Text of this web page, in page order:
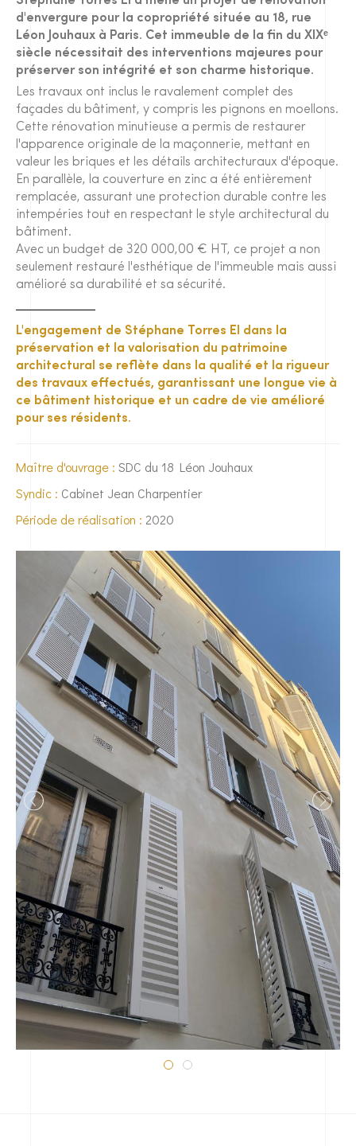
d'envergure pour la copropriété située au 18, rue
Léon Jouhaux à Paris. Cet immeuble de la fin du XIXᵉ
siècle nécessitait des interventions majeures pour
préserver son intégrité et son charme historique.
Les travaux ont inclus le ravalement complet des
façades du bâtiment, y compris les pignons en moellons.
Cette rénovation minutieuse a permis de restaurer
l'apparence originale de la maçonnerie, mettant en
valeur les briques et les détails architecturaux d'époque.
En parallèle, la couverture en zinc a été entièrement
remplacée, assurant une protection durable contre les
intempéries tout en respectant le style architectural du
bâtiment.
Avec un budget de 320 000,00 € HT, ce projet a non
seulement restauré l'esthétique de l'immeuble mais aussi
amélioré sa durabilité et sa sécurité.
L'engagement de Stéphane Torres EI dans la
préservation et la valorisation du patrimoine
architectural se reflète dans la qualité et la rigueur
des travaux effectués, garantissant une longue vie à
ce bâtiment historique et un cadre de vie amélioré
pour ses résidents.
Maître d'ouvrage : SDC du 18 Léon Jouhaux
Syndic : Cabinet Jean Charpentier
Période de réalisation : 2020